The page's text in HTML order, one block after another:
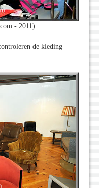
- 2011)
de kleding